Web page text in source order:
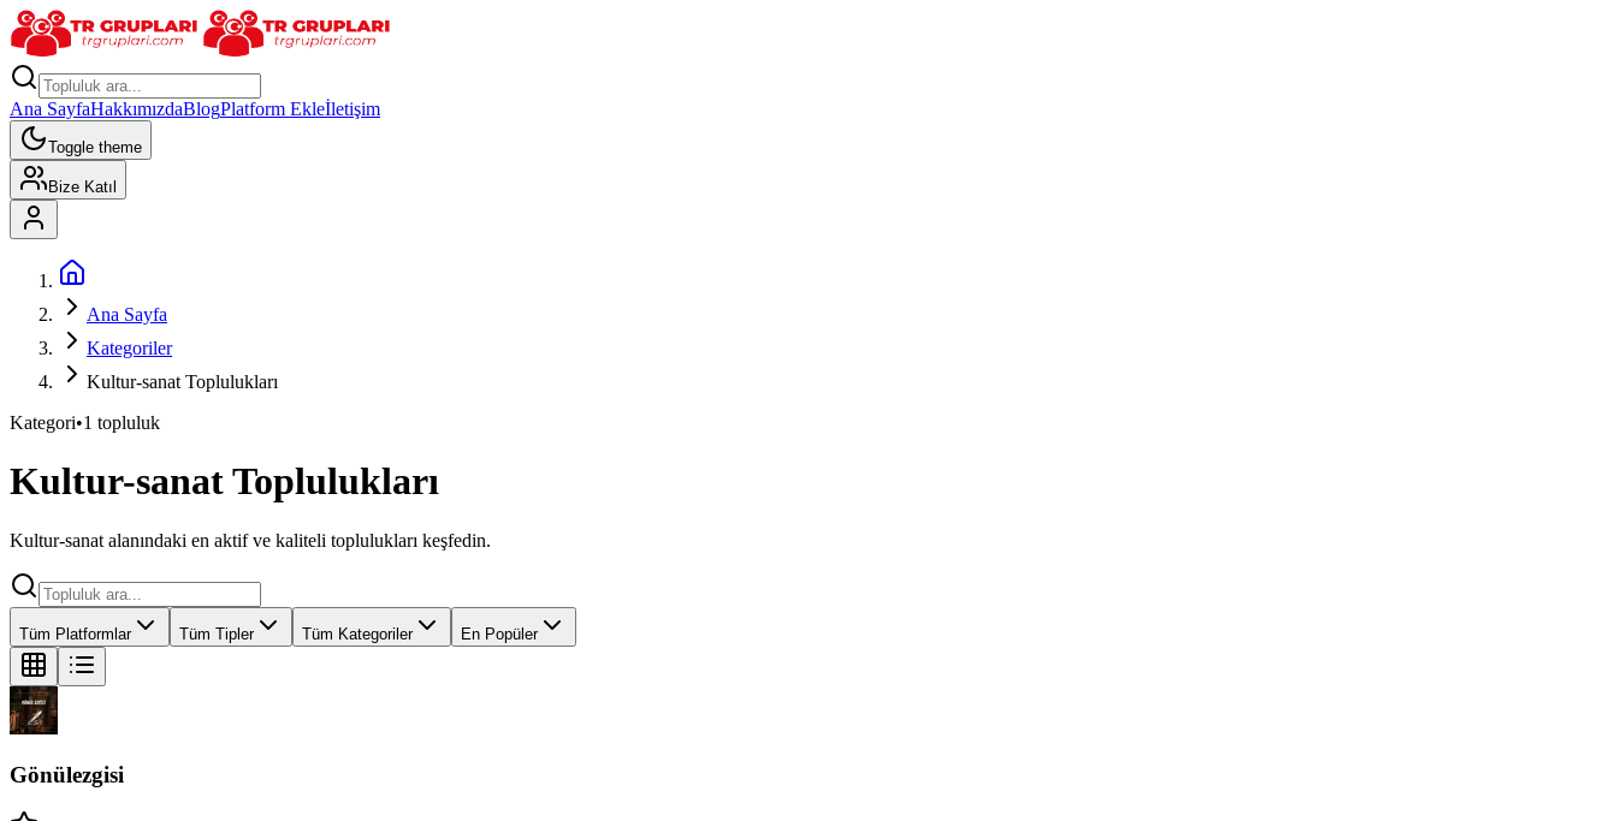
Ana SayfaHakkımızdaBlogPlatform Ekleİletişim
Toggle theme
Bize Katıl
Ana Sayfa
Kategoriler
Kultur-sanat Toplulukları
Kategori•1 topluluk
Kultur-sanatToplulukları
Kultur-sanat alanındaki en aktif ve kaliteli toplulukları keşfedin.
Tüm Platformlar Tüm Tipler Tüm Kategoriler En Popüler
Gönülezgisi